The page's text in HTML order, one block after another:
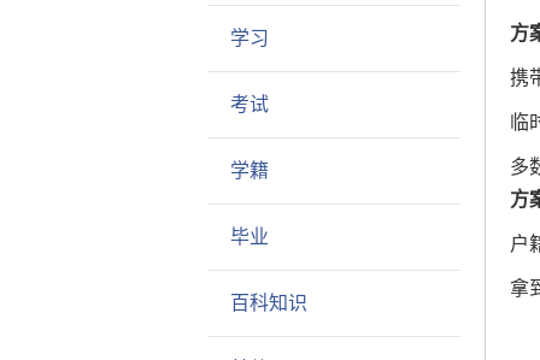
学习
考试
学籍
毕业
百科知识
方
携
临
多
方
户
拿